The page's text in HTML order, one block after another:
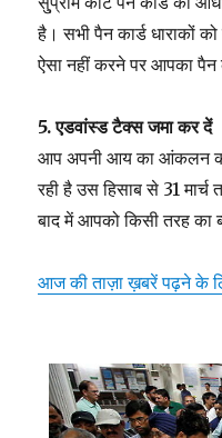
है। सभी पैन कार्ड धाराकों
ऐसा नहीं करने पर आपका पैन
5. एडवांस्ड टैक्स जमा कर दें
आप अपनी आय का आंकलन
रही है उस हिसाब से 31
बाद में आपको किसी तरह का
आज की ताज़ा ख़बरें पढ़ने के